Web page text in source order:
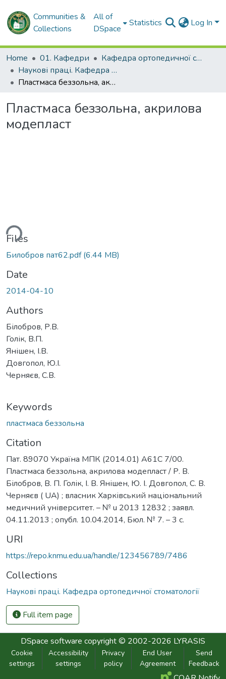
Communities &
Collections
All of
DSpace
Statistics Log In
Home 01. Кафедри
Кафедра ортопедичної стоматології
Наукові праці. Кафедра ортопедичної стоматології
Пластмаса беззольна, акрилова модепласт
Пластмаса беззольна, акрилова
модепласт
Files
Билобров пат62.pdf(6.44 MB)
Date
2014-04-10
Authors
Білобров, Р.В.
Голік, В.П.
Янішен, І.В.
Довгопол, Ю.І.
Черняєв, С.В.
Keywords
пластмаса беззольна
Citation
Пат. 89070 Україна МПК (2014.01) А61С 7/00.
Пластмаса беззольна, акрилова модепласт / Р. В.
Білобров, В. П. Голік, І. В. Янішен, Ю. І. Довгопол, С. В.
Черняєв ( UA) ; власник Харківський національний
медичний університет. – № u 2013 12832 ; заявл.
04.11.2013 ; опубл. 10.04.2014, Бюл. № 7. – 3 с.
URI
https://repo.knmu.edu.ua/handle/123456789/7486
Collections
Наукові праці. Кафедра ортопедичної стоматології
Full item page
DSpace software copyright © 2002-2026 LYRASIS
Cookie
settings
Accessibility
settings
Privacy
policy
End User
Agreement
Send
Feedback